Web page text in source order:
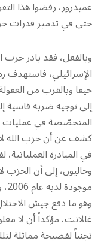
عميدرور، رفضوا هذا
حتى في تدمير قدرات
وبالفعل، فقد بادر
الإسرائيلي،
إلى توجيه ضربة قاسية
المتخصّصة في عمليات
كشف عن أن حزب الله
في المبادرة
وحاليون، إلى أن الحزب
وهو ما دفع جيش
غالانت، مؤكداً أن لا
تجنباً لفضيحة مماثلة